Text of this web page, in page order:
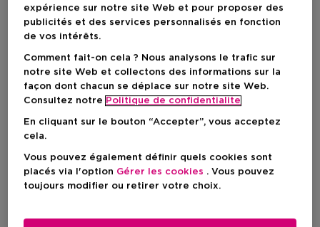
Choisissez votre format
200 ML
expérience sur notre site Web et pour proposer des
publicités et des services personnalisés en fonction
de vos intérêts.
Comment fait-on cela ? Nous analysons le trafic sur
notre site Web et collectons des informations sur la
façon dont chacun se déplace sur notre site Web.
Consultez notre Politique de confidentialite
En cliquant sur le bouton “Accepter”, vous acceptez
cela.
Vous pouvez également définir quels cookies sont
placés via l'option Gérer les cookies . Vous pouvez
toujours modifier ou retirer votre choix.